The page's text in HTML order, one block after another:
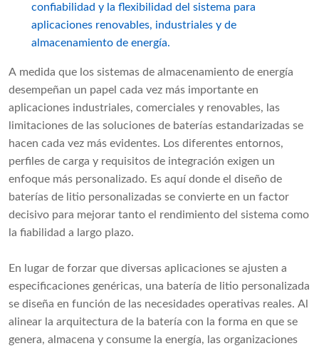
confiabilidad y la flexibilidad del sistema para
aplicaciones renovables, industriales y de
almacenamiento de energía.
A medida que los sistemas de almacenamiento de energía
desempeñan un papel cada vez más importante en
aplicaciones industriales, comerciales y renovables, las
limitaciones de las soluciones de baterías estandarizadas se
hacen cada vez más evidentes. Los diferentes entornos,
perfiles de carga y requisitos de integración exigen un
enfoque más personalizado. Es aquí donde el diseño de
baterías de litio personalizadas se convierte en un factor
decisivo para mejorar tanto el rendimiento del sistema como
la fiabilidad a largo plazo.
En lugar de forzar que diversas aplicaciones se ajusten a
especificaciones genéricas, una batería de litio personalizada
se diseña en función de las necesidades operativas reales. Al
alinear la arquitectura de la batería con la forma en que se
genera, almacena y consume la energía, las organizaciones